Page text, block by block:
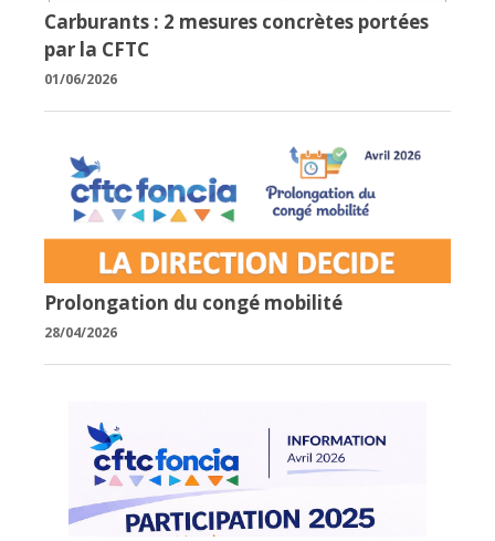
Carburants : 2 mesures concrètes portées
par la CFTC
01/06/2026
Prolongation du congé mobilité
28/04/2026